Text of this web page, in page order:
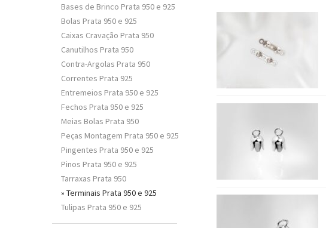
Bases de Brinco Prata 950 e 925
Bolas Prata 950 e 925
Caixas Cravação Prata 950
Canutilhos Prata 950
Contra-Argolas Prata 950
Correntes Prata 925
Entremeios Prata 950 e 925
Fechos Prata 950 e 925
Meias Bolas Prata 950
Peças Montagem Prata 950 e 925
Pingentes Prata 950 e 925
Pinos Prata 950 e 925
Tarraxas Prata 950
Terminais Prata 950 e 925
Tulipas Prata 950 e 925